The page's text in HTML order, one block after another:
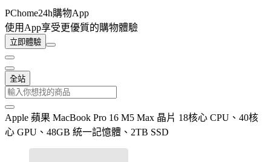
PChome24h購物App
使用App享受更優質的購物體驗
立即體驗
全站
Apple 蘋果 MacBook Pro 16 M5 Max 晶片 18核心 CPU、40核
心 GPU、48GB 統一記憶體、2TB SSD